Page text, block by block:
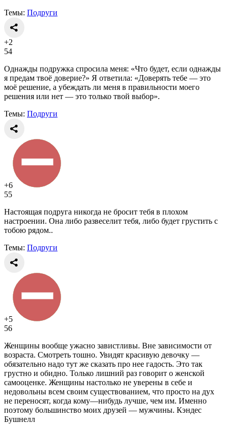
Темы: Подруги
+2
54
Однажды подружка спросила меня: «Что будет, если однажды
я предам твоё доверие?» Я ответила: «Доверять тебе — это
моё решение, а убеждать ли меня в правильности моего
решения или нет — это только твой выбор».
Темы: Подруги
+6
55
Настоящая подруга никогда не бросит тебя в плохом
настроении. Она либо развеселит тебя, либо будет грустить с
тобою рядом..
Темы: Подруги
+5
56
Женщины вообще ужасно завистливы. Вне зависимости от
возраста. Смотреть тошно. Увидят красивую девочку —
обязательно надо тут же сказать про нее гадость. Это так
грустно и обидно. Только лишний раз говорит о женской
самооценке. Женщины настолько не уверены в себе и
недовольны всем своим существованием, что просто на дух
не переносят, когда кому—нибудь лучше, чем им. Именно
поэтому большинство моих друзей — мужчины. Кэндес
Бушнелл